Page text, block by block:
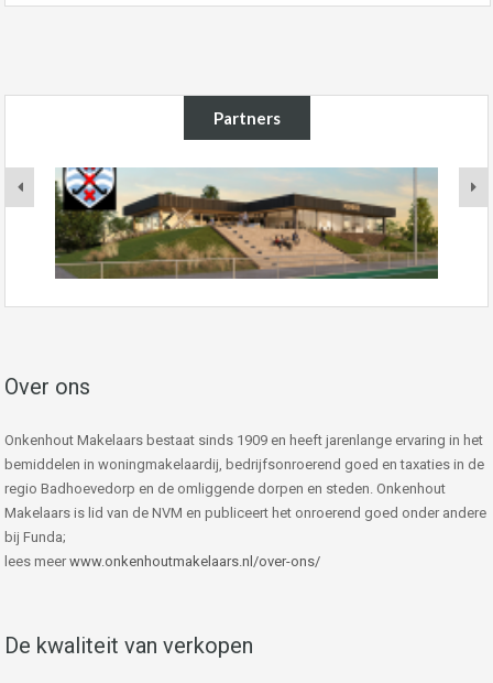
Partners
Over ons
Onkenhout Makelaars bestaat sinds 1909 en heeft jarenlange ervaring in het
bemiddelen in woningmakelaardij, bedrijfsonroerend goed en taxaties in de
regio Badhoevedorp en de omliggende dorpen en steden. Onkenhout
Makelaars is lid van de NVM en publiceert het onroerend goed onder andere
bij Funda;
lees meer www.onkenhoutmakelaars.nl/over-ons/
De kwaliteit van verkopen